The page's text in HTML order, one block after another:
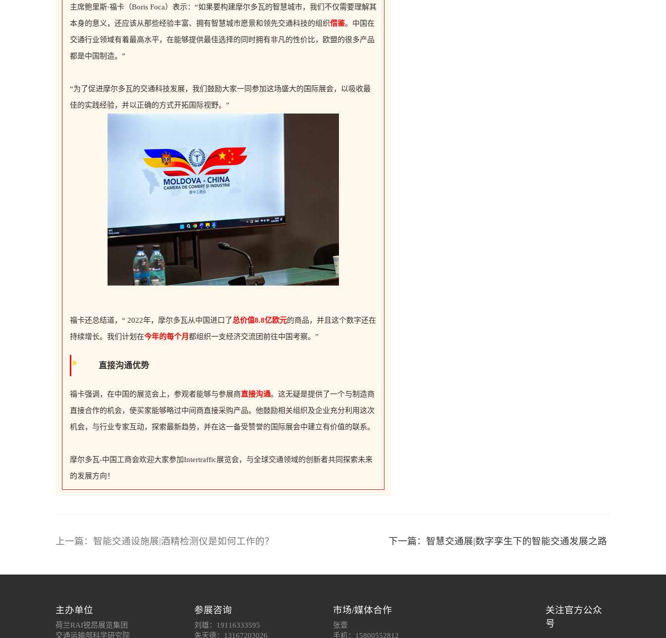
主席鲍里斯·福卡 （Boris Foca）表示：“如果要构建摩尔多瓦的智慧城市，我们不仅需要理解其
本身的意义，还应该从那些经验丰富、拥有智慧城市愿景和领先交通科技的组织借鉴。中国在
交通行业领域有着最高水平，在能够提供最佳选择的同时拥有非凡的性价比，欧盟的很多产品
都是中国制造。”
“为了促进摩尔多瓦的交通科技发展，我们鼓励大家一同参加这场盛大的国际展会，以吸收最
佳的实践经验，并以正确的方式开拓国际视野。”
福卡还总结道，“ 2022年，摩尔多瓦从中国进口了总价值8.8亿欧元的商品，并且这个数字还在
持续增长。我们计划在今年的每个月都组织一支经济交流团前往中国考察。”
直接沟通优势
福卡强调，在中国的展览会上，参观者能够与参展商直接沟通。这无疑是提供了一个与制造商
直接合作的机会，使买家能够略过中间商直接采购产品。他鼓励相关组织及企业充分利用这次
机会，与行业专家互动，探索最新趋势，并在这一备受赞誉的国际展会中建立有价值的联系。
摩尔多瓦-中国工商会欢迎大家参加Intertraffic展览会，与全球交通领域的创新者共同探索未来
的发展方向！
上一篇：智能交通设施展|酒精检测仪是如何工作的？ 下一篇：智慧交通展|数字孪生下的智能交通发展之路
主办单位
荷兰RAI锐昂展览集团
交通运输部科学研究院
参展咨询
刘雄：19116333595
朱天德：13167203026
市场/媒体合作
张壹
手机：15800552812
关注官方公众
号